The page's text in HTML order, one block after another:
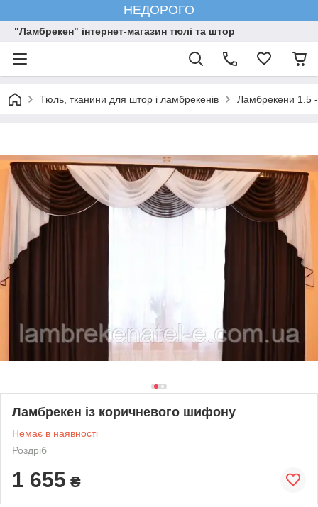
НЕДОРОГО
"Ламбрекен" інтернет-магазин тюлі та штор
Тюль, тканини для штор і ламбрекенів Ламбрекени 1.5 -
Ламбрекен із коричневого шифону
Немає в наявності
Роздріб
1 655 ₴